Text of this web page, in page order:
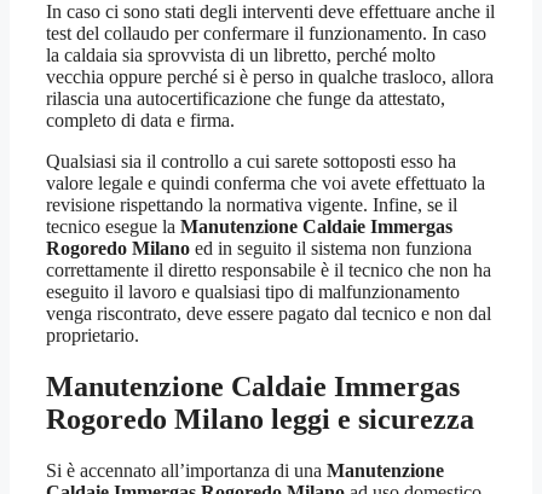
In caso ci sono stati degli interventi deve effettuare anche il
test del collaudo per confermare il funzionamento. In caso
la caldaia sia sprovvista di un libretto, perché molto
vecchia oppure perché si è perso in qualche trasloco, allora
rilascia una autocertificazione che funge da attestato,
completo di data e firma.
Qualsiasi sia il controllo a cui sarete sottoposti esso ha
valore legale e quindi conferma che voi avete effettuato la
revisione rispettando la normativa vigente. Infine, se il
tecnico esegue la Manutenzione Caldaie Immergas
Rogoredo Milano ed in seguito il sistema non funziona
correttamente il diretto responsabile è il tecnico che non ha
eseguito il lavoro e qualsiasi tipo di malfunzionamento
venga riscontrato, deve essere pagato dal tecnico e non dal
proprietario.
Manutenzione Caldaie Immergas
Rogoredo Milano leggi e sicurezza
Si è accennato all’importanza di una Manutenzione